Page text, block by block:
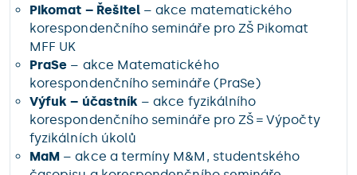
Pikomat – Řešitel – akce matematického
korespondenčního semináře pro ZŠ Pikomat
MFF UK
PraSe – akce Matematického
korespondenčního semináře (PraSe)
Výfuk – účastník – akce fyzikálního
korespondenčního semináře pro ZŠ = Výpočty
fyzikálních úkolů
MaM – akce a termíny M&M, studentského